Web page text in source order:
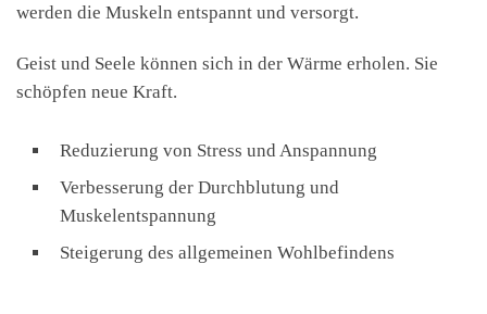
werden die Muskeln entspannt und versorgt.
Geist und Seele können sich in der Wärme erholen. Sie
schöpfen neue Kraft.
Reduzierung von Stress und Anspannung
Verbesserung der Durchblutung und
Muskelentspannung
Steigerung des allgemeinen Wohlbefindens